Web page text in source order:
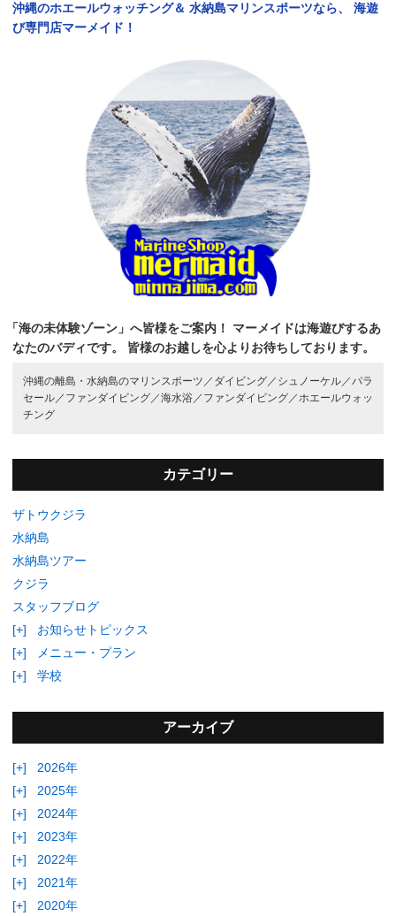
沖縄のホエールウォッチング＆ 水納島マリンスポーツなら、
海遊
び専門店マーメイド！
「海の未体験ゾーン」へ皆様をご案内！
マーメイドは海遊びするあ
なたのバディです。
皆様のお越しを心よりお待ちしております。
沖縄の離島・水納島のマリンスポーツ／ ダイビング／ シュノーケル／パラ
セール／ ファンダイビング／海水浴／ ファンダイビング／ホエールウォッ
チング
カテゴリー
ザトウクジラ
水納島
水納島ツアー
クジラ
スタッフブログ
[+]
お知らせトピックス
[+]
メニュー・プラン
[+]
学校
アーカイブ
[+]
2026年
[+]
2025年
[+]
2024年
[+]
2023年
[+]
2022年
[+]
2021年
[+]
2020年